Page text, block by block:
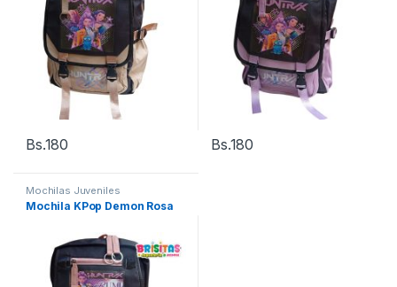
Bs.180 Bs.180
Mochilas Juveniles
Mochila KPop Demon Rosa